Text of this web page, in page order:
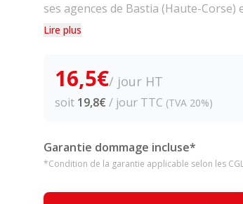
ses agences de Bastia (Haute-Corse)
Lire plus
16,5€/ jour HT
soit 19,8€ / jour TTC (TVA 20%)
Garantie dommage incluse*
*Condition de la garantie applicable selon les